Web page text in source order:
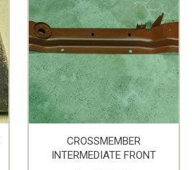
CROSSMEMBER
INTERMEDIATE FRONT